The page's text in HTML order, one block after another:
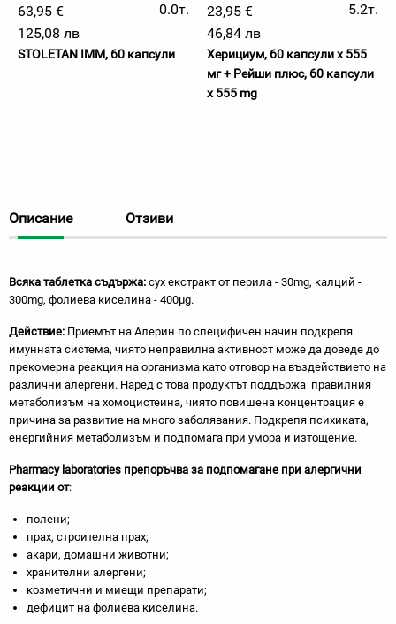
63,95 €
0.0т.
125,08 лв
STOLETAN IMM, 60 капсули
23,95 €
5.2т.
46,84 лв
Херициум, 60 капсули х 555
мг + Рейши плюс, 60 капсули
x 555 mg
Описание Отзиви
Всяка таблетка съдържа: сух екстракт от перила - 30mg, калций -
300mg, фолиева киселина - 400µg.
Действие: Приемът на Алерин по специфичен начин подкрепя
имунната система, чиято неправилна активност може да доведе до
прекомерна реакция на организма като отговор на въздействието на
различни алергени. Наред с това продуктът поддържа правилния
метаболизъм на хомоцистеина, чиято повишена концентрация е
причина за развитие на много заболявания. Подкрепя психиката,
енергийния метаболизъм и подпомага при умора и изтощение.
Pharmacy laboratories препоръчва за подпомагане при алергични
реакции от:
полени;
прах, строителна прах;
акари, домашни животни;
хранителни алергени;
козметични и миещи препарати;
дефицит на фолиева киселина.